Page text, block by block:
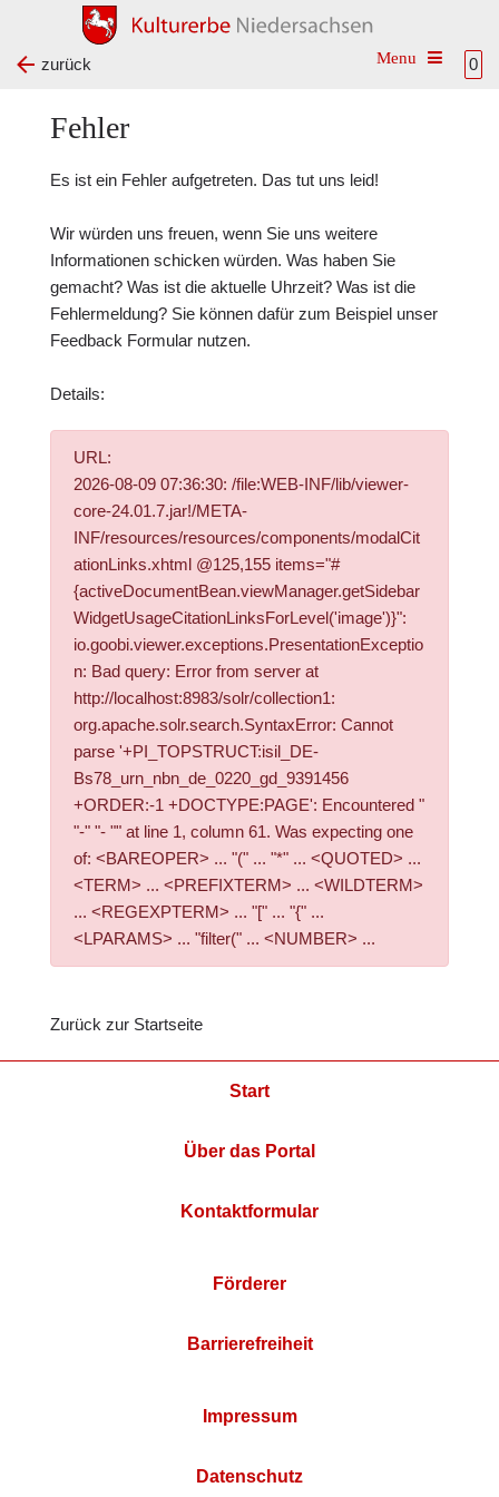
0
Toggle
zurück
Fehler
Es ist ein Fehler aufgetreten. Das tut uns leid!
Wir würden uns freuen, wenn Sie uns weitere
Informationen schicken würden. Was haben Sie
gemacht? Was ist die aktuelle Uhrzeit? Was ist die
Fehlermeldung? Sie können dafür zum Beispiel unser
Feedback Formularnutzen.
Details:
URL:
2026-08-09 07:36:30: /file:WEB-INF/lib/viewer-
core-24.01.7.jar!/META-
INF/resources/resources/components/modalCit
ationLinks.xhtml @125,155 items="#
{activeDocumentBean.viewManager.getSidebar
WidgetUsageCitationLinksForLevel('image')}":
io.goobi.viewer.exceptions.PresentationExceptio
n: Bad query: Error from server at
http://localhost:8983/solr/collection1:
org.apache.solr.search.SyntaxError: Cannot
parse '+PI_TOPSTRUCT:isil_DE-
Bs78_urn_nbn_de_0220_gd_9391456
+ORDER:-1 +DOCTYPE:PAGE': Encountered "
"-" "- "" at line 1, column 61. Was expecting one
of: <BAREOPER> ... "(" ... "*" ... <QUOTED> ...
<TERM> ... <PREFIXTERM> ... <WILDTERM>
... <REGEXPTERM> ... "[" ... "{" ...
<LPARAMS> ... "filter(" ... <NUMBER> ...
Zurück zur Startseite
Start
Über das Portal
Kontaktformular
Förderer
Barrierefreiheit
Impressum
Datenschutz